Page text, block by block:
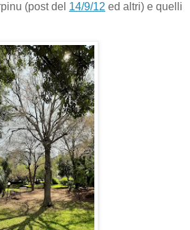
(post del 14/9/12 ed altri) e quelli